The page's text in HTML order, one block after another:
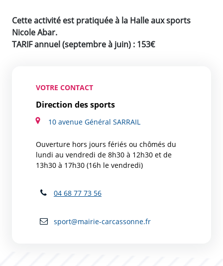
Cette activité est pratiquée à la Halle aux sports
Nicole Abar.
TARIF annuel (septembre à juin) : 153€
VOTRE CONTACT
Direction des sports
10 avenue Général SARRAIL
Ouverture hors jours fériés ou chômés du
lundi au vendredi de 8h30 à 12h30 et de
13h30 à 17h30 (16h le vendredi)
04 68 77 73 56
sport@mairie-carcassonne.fr